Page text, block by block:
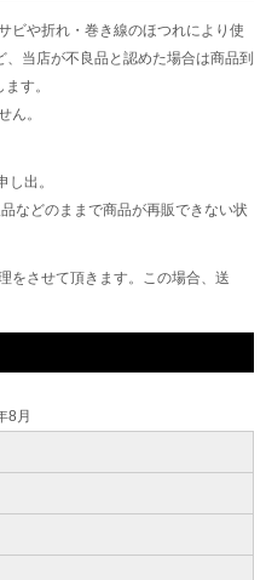
ビや折れ・巻き線のほつれにより使
当店が不良品と認めた場合は商品到
す。
ん。
出。
などのままで商品が再販できない状
をさせて頂きます。この場合、送
8月